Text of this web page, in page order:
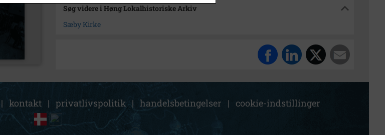
Søg videre i Høng Lokalhistoriske Arkiv
Sæby Kirke
| kontakt | privatlivspolitik | handelsbetingelser | cookie-indstillinger